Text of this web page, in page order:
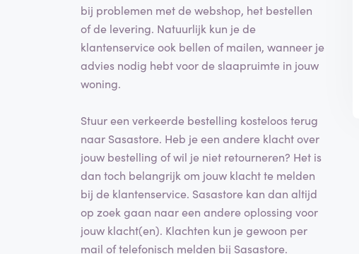
bij problemen met de webshop, het bestellen
of de levering. Natuurlijk kun je de
klantenservice ook bellen of mailen, wanneer je
advies nodig hebt voor de slaapruimte in jouw
woning.
Stuur een verkeerde bestelling kosteloos terug
naar Sasastore. Heb je een andere klacht over
jouw bestelling of wil je niet retourneren? Het is
dan toch belangrijk om jouw klacht te melden
bij de klantenservice. Sasastore kan dan altijd
op zoek gaan naar een andere oplossing voor
jouw klacht(en). Klachten kun je gewoon per
mail of telefonisch melden bij Sasastore.